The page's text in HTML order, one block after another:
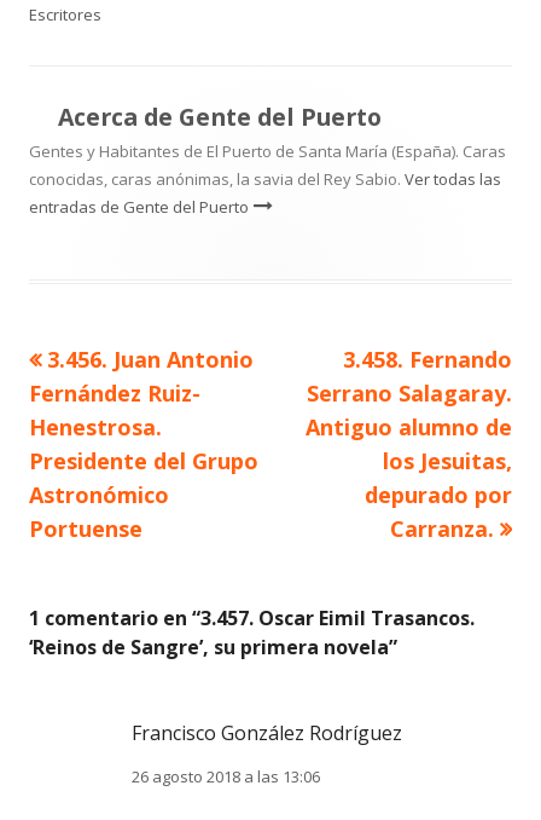
el
Escritores
Acerca de Gente del Puerto
Gentes y Habitantes de El Puerto de Santa María (España). Caras
conocidas, caras anónimas, la savia del Rey Sabio. Ver todas las
entradas de Gente del Puerto
Navegación
de
entradas
Artículo
anterior
3.456. Juan Antonio
Fernández Ruiz-
Henestrosa.
Presidente del Grupo
Astronómico
Portuense
Artículo
siguiente
3.458. Fernando
Serrano Salagaray.
Antiguo alumno de
los Jesuitas,
depurado por
Carranza.
1 comentario en “3.457. Oscar Eimil Trasancos.
‘Reinos de Sangre’, su primera novela”
Francisco González Rodríguez
26 agosto 2018 a las 13:06